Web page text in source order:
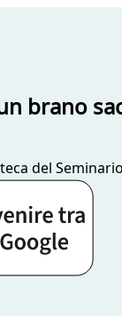
brano
del